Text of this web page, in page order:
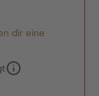
dir eine